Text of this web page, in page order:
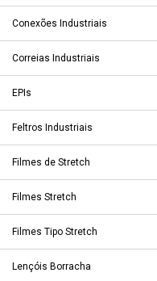
Conexões Industriais
Correias Industriais
EPIs
Feltros Industriais
Filmes de Stretch
Filmes Stretch
Filmes Tipo Stretch
Lençóis Borracha